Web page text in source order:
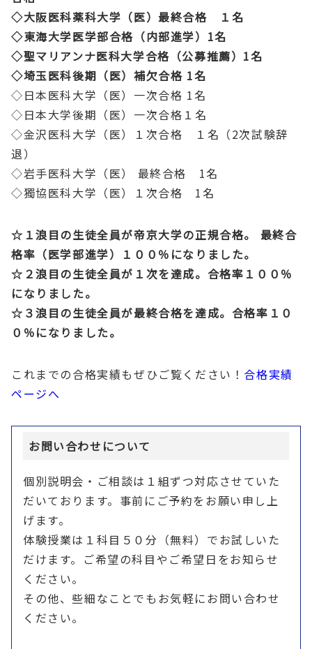
◇大阪医科薬科大学（医）最終合格 １名
◇東海大学医学部合格（内部進学）1名
◇聖マリアンナ医科大学合格（公募推薦）1名
◇埼玉医科後期（医）補欠合格 1名
◇日本医科大学（医）一次合格 1名
◇日本大学後期（医）一次合格１名
◇金沢医科大学（医）１次合格 １名（2次試験辞
退）
◇岩手医科大学（医） 最終合格 1名
◇獨協医科大学（医）１次合格 1名
☆１浪目の生徒全員が帝京大学の正規合格。 最終合
格率（医学部進学）１００％になりました。
☆２浪目の生徒全員が１次を達成。合格率１００％
になりました。
☆３浪目の生徒全員が最終合格を達成。合格率１０
０％になりました。
これまでの合格実績もぜひご覧ください！ 合格実績
ページへ
お問い合わせについて
個別説明会・ご相談は１組ずつ対応させていた
だいております。事前にご予約をお願い申し上
げます。
体験授業は１科目５０分（無料）でお試しいた
だけます。ご希望の科目やご希望日をお知らせ
ください。
その他、些細なことでもお気軽にお問い合わせ
ください。